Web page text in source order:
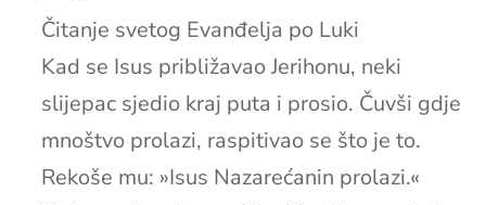
Čitanje svetog Evanđelja po Luki
Kad se Isus približavao Jerihonu, neki
slijepac sjedio kraj puta i prosio. Čuvši gdje
mnoštvo prolazi, raspitivao se što je to.
Rekoše mu: »Isus Nazarećanin prolazi.«